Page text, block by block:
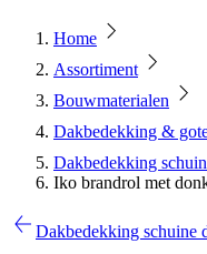
Home
Assortiment
Bouwmaterialen
Dakbedekking &
Dakbedekking
Iko brandrol met
Dakbedekking schuine